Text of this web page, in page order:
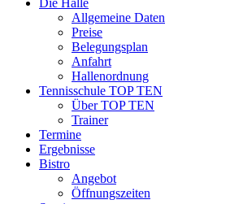
Die Halle
Allgemeine Daten
Preise
Belegungsplan
Anfahrt
Hallenordnung
Tennisschule TOP TEN
Über TOP TEN
Trainer
Termine
Ergebnisse
Bistro
Angebot
Öffnungszeiten